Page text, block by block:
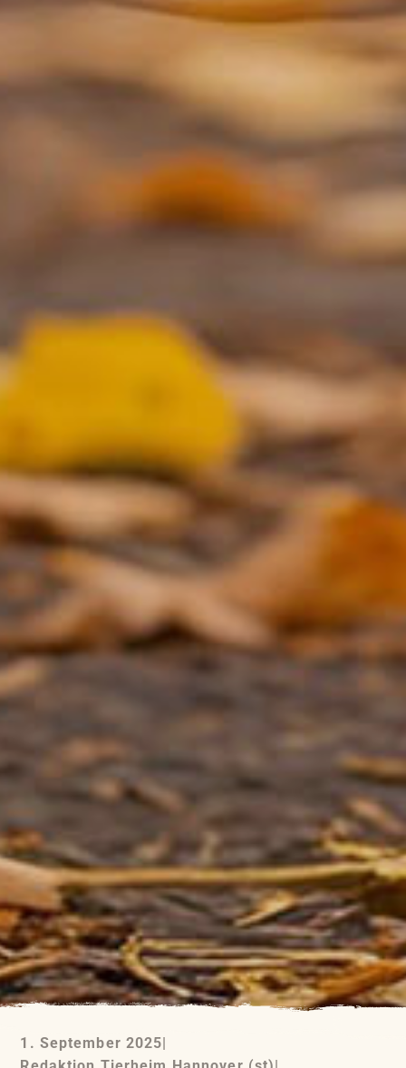
1. September 2025|